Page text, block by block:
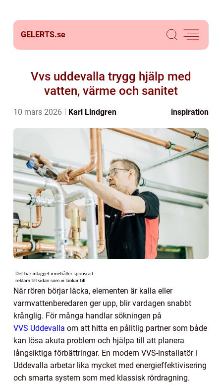
GELERTS.se
Vvs uddevalla trygg hjälp med
vatten, värme och sanitet
10 mars 2026 Karl Lindgren inspiration
När rören börjar läcka, elementen är kalla eller
varmvattenberedaren ger upp, blir vardagen snabbt
krånglig. För många handlar sökningen på
VVS Uddevalla om att hitta en pålitlig partner som både
kan lösa akuta problem och hjälpa till att planera
långsiktiga förbättringar. En modern VVS-installatör i
Uddevalla arbetar lika mycket med energieffektivisering
och smarta system som med klassisk rördragning.